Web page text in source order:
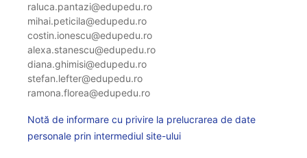
raluca.pantazi@edupedu.ro
mihai.peticila@edupedu.ro
costin.ionescu@edupedu.ro
alexa.stanescu@edupedu.ro
diana.ghimisi@edupedu.ro
stefan.lefter@edupedu.ro
ramona.florea@edupedu.ro
Notă de informare cu privire la prelucrarea de date
personale prin intermediul site-ului